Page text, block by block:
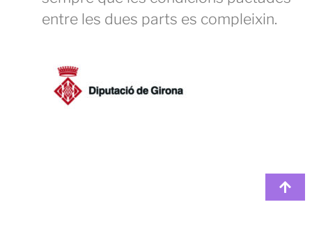
entre les dues parts es compleixin.